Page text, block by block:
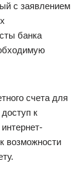
с заявлением
банка
счета для
к
возможности